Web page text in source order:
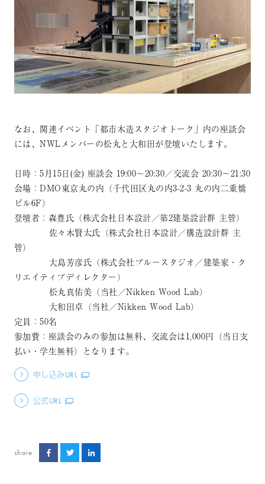
なお、関連イベント「都市木造スタジオトーク」内の座談会
には、NWLメンバーの松丸と大和田が登壇いたします。
日時：5月15日(金) 座談会 19:00～20:30／交流会 20:30～21:30
会場：DMO東京丸の内（千代田区丸の内3-2-3 丸の内二重橋
ビル6F）
登壇者：森豊氏（株式会社日本設計／第2建築設計群 主管）
佐々木賢太氏（株式会社日本設計／構造設計群 主
管）
大島芳彦氏（株式会社ブルースタジオ／建築家・ク
リエイティブディレクター）
松丸真佑美（当社／Nikken Wood Lab）
大和田卓（当社／Nikken Wood Lab）
定員：50名
参加費：座談会のみの参加は無料、交流会は1,000円（当日支
払い・学生無料）となります。
申し込みURL
公式URL
share